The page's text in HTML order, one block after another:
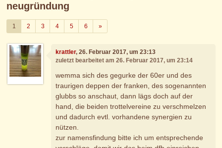
neugründung
1 2 3 4 5 6 »Weiter
krattler, 26. Februar 2017, um 23:13
zuletzt bearbeitet am 26. Februar 2017, um 23:14
wemma sich des gegurke der 60er und des
traurigen deppen der franken, des sogenannten
glubbs so anschaut, dann lägs doch auf der
hand, die beiden trottelvereine zu verschmelzen
und dadurch evtl. vorhandene synergien zu
nützen.
zur namensfindung bitte ich um entsprechende